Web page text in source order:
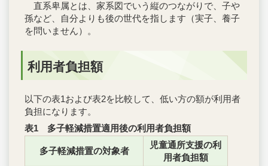
直系卑属とは、家系図でいう縦のつながりで、子や
孫など、自分よりも後の世代を指します（実子、養子
を問いません）。
利用者負担額
以下の表1および表2を比較して、低い方の額が利用者
負担になります。
表1 多子軽減措置適用後の利用者負担額
多子軽減措置の対象者
児童通所支援の利
用者負担額